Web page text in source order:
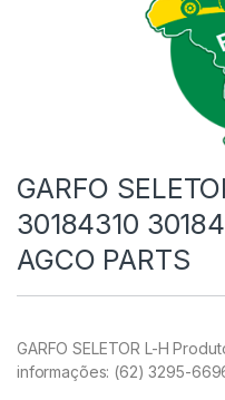
GARFO
30184310
AGCO PARTS
GARFO SELETOR L-H
informações: (62) 3295-